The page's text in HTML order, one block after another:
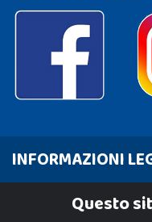
INFORMAZIONI
Cookie PolicyQuesto